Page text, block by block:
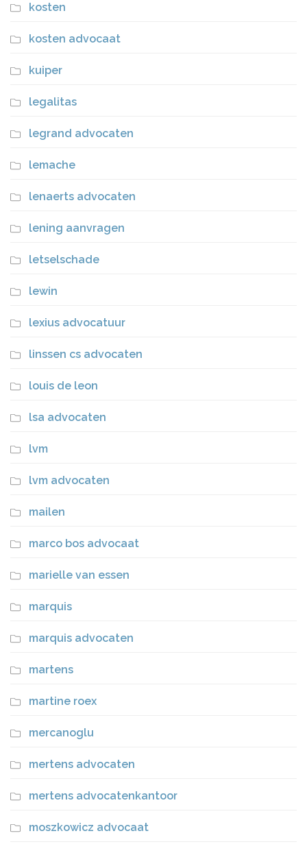
kosten
kosten advocaat
kuiper
legalitas
legrand advocaten
lemache
lenaerts advocaten
lening aanvragen
letselschade
lewin
lexius advocatuur
linssen cs advocaten
louis de leon
lsa advocaten
lvm
lvm advocaten
mailen
marco bos advocaat
marielle van essen
marquis
marquis advocaten
martens
martine roex
mercanoglu
mertens advocaten
mertens advocatenkantoor
moszkowicz advocaat